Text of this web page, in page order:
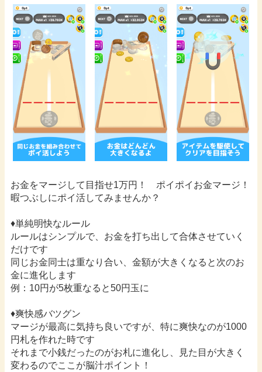
お金をマージして目指せ1万円！ ポイポイお金マージ！
暇つぶしにポイ活してみませんか？
♦︎単純明快なルール
ルールはシンプルで、お金を打ち出して合体させていく
だけです
同じお金同士は重なり合い、金額が大きくなると次のお
金に進化します
例：10円が5枚重なると50円玉に
♦︎爽快感バツグン
マージが最高に気持ち良いですが、特に爽快なのが1000
円札を作れた時です
それまで小銭だったのがお札に進化し、見た目が大きく
変わるのでここが脳汁ポイント！